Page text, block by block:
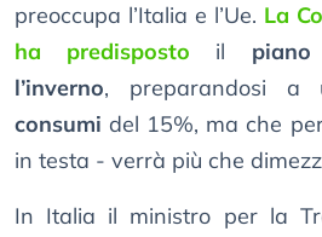
preoccupa l’Italia e l’Ue. La
ha predisposto il
l’inverno, preparandosi a
consumi del 15%, ma che
in testa - verrà più che
In Italia il ministro per la